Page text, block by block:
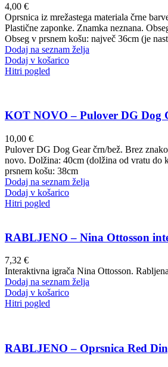
4,00 €
Oprsnica iz mrežastega materiala črne
Plastične zaponke. Znamka neznana.
Obseg v prsnem košu: največ 36cm (je
Dodaj na seznam želja
Dodaj v košarico
Hitri pogled
KOT NOVO – Pulover DG Dog
10,00 €
Pulover DG Dog Gear črn/bež. Brez
novo. Dolžina: 40cm (dolžina od vratu do
prsnem košu: 38cm
Dodaj na seznam želja
Dodaj v košarico
Hitri pogled
RABLJENO – Nina Ottosson
7,32 €
Interaktivna igrača Nina Ottosson.
Dodaj na seznam želja
Dodaj v košarico
Hitri pogled
RABLJENO – Oprsnica Red